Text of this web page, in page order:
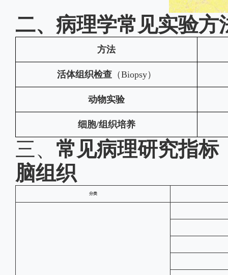
二、 病理学常见实验方
方法
活体组织检查（Biopsy）
动物实验
细胞/组织培养
三、 常见病理研究指标
脑组织
分类